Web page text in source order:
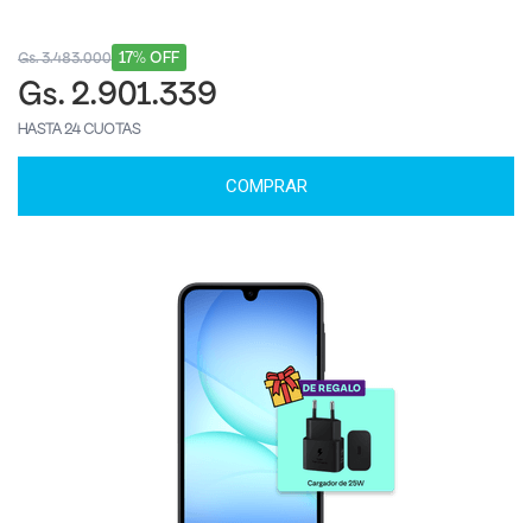
17% OFF
Gs. 3.483.000
Gs. 2.901.339
HASTA 24 CUOTAS
COMPRAR